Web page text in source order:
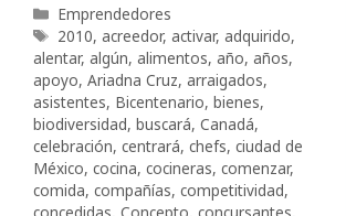
Categorías
Emprendedores
Etiquetas
2010, acreedor, activar, adquirido,
alentar, algún, alimentos, año, años,
apoyo, Ariadna Cruz, arraigados,
asistentes, Bicentenario, bienes,
biodiversidad, buscará, Canadá,
celebración, centrará, chefs, ciudad de
México, cocina, cocineras, comenzar,
comida, compañías, competitividad,
concedidas, Concepto, concursantes,